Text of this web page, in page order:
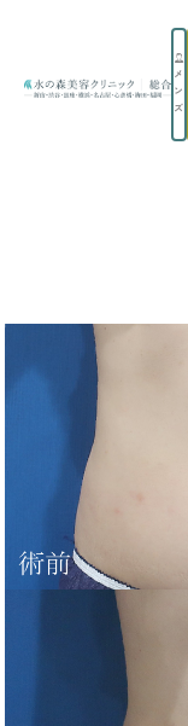
メ
ン
ズ
TOP 症例写真